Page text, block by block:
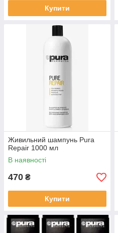
Купити
Живильний шампунь Pura
Repair 1000 мл
В наявності
470 ₴
Купити